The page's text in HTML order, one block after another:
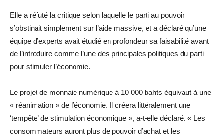
Elle a réfuté la critique selon laquelle le parti au pouvoir
s’obstinait simplement sur l’aide massive, et a déclaré qu’une
équipe d’experts avait étudié en profondeur sa faisabilité avant
de l’introduire comme l’une des principales politiques du parti
pour stimuler l’économie.
Le projet de monnaie numérique à 10 000 bahts équivaut à une
« réanimation » de l’économie. Il créera littéralement une
‘tempête’ de stimulation économique », a-t-elle déclaré. « Les
consommateurs auront plus de pouvoir d’achat et les